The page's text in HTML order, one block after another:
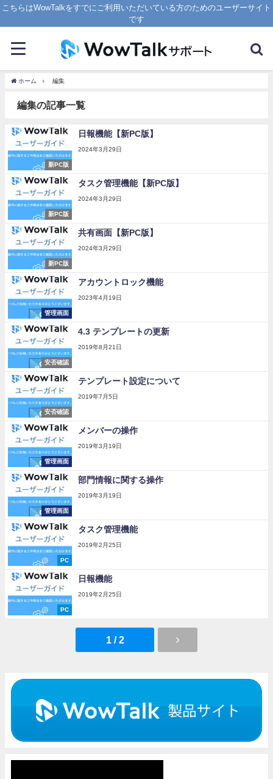
こちらはWowTalkをすでにご利用いただいている方のためのユーザーサイト
です
ホーム 編集
編集の記事一覧
新PC版
日報機能【新PC版】
2024年3月29日
新PC版
タスク管理機能【新PC版】
2024年3月29日
新PC版
共有画面【新PC版】
2024年3月29日
管理画面
アカウントロック機能
2023年4月19日
安否確認
4.3 テンプレートの更新
2019年8月21日
安否確認
テンプレート設定について
2019年7月5日
管理画面
メンバーの操作
2019年3月19日
管理画面
部門情報に関する操作
2019年3月19日
PC
タスク管理機能
2019年2月25日
PC
日報機能
2019年2月25日
1 / 2